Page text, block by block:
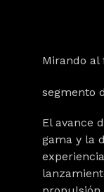
Mirando
segmento
El avance
gama y la